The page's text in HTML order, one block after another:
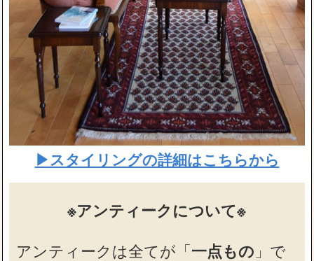
▶スタイリングの詳細はこちらから
※アンティークについて※
アンティークは全てが「一点もの 」で